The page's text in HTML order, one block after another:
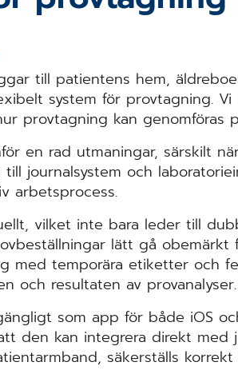
till patientens hem,
­system för ­provtagning.
provtagning kan genomföras
en rad utmaningar, särskilt
­journalsystem och
­arbetsprocess.
­vilket inte bara leder till
lätt gå
med ­temporära etiketter och
och ­resultaten av ­provanalyser.
som app för både iOS
den kan integrera direkt med
säkerställs